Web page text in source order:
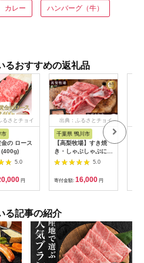
カレー ハンバーグ（牛）
るおすすめの返礼品
るさとチョイ
市
の ロース
(400g)
5.0
円
出典：ふるさとチョイ
千葉県 鴨川市
【高梨牧場】すき焼
き・しゃぶしゃぶに！
A５ランク『かずさ和
牛（黒毛和牛）』薄切
り肩ロース 300g
[0016-0019]
5.0
寄付金額: 16,000 円
る記事の紹介